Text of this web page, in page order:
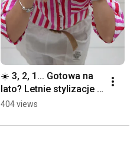
☀️ 3, 2, 1... Gotowa na
lato? Letnie stylizacje
na każdą okazję! 👗
404 views